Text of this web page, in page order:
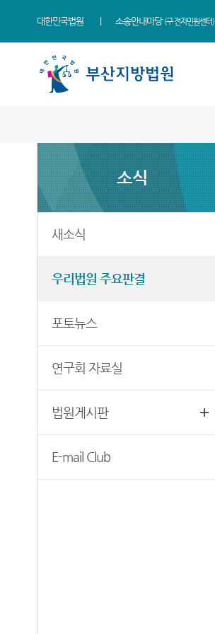
대한민국법원 소송안내마당 (구 전자민원센터)
조직 및 전화번호
등기국
찾아오시는길
서부지원
우리법원 주요판결
포토뉴스
E-mail Club
법률상담안내
자주묻는질문
한 우선지원센터
무인등본발급기 안내
판결서사본 제공신청
판결서 인터넷열람
부조리 신고센터
칭찬합니다
소식
새소식
우리법원 주요판결
포토뉴스
연구회 자료실
법원게시판
E-mail Club